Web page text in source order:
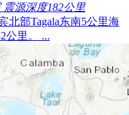
源深度182公里
北部Tagala东南5公里海
公里。 ...